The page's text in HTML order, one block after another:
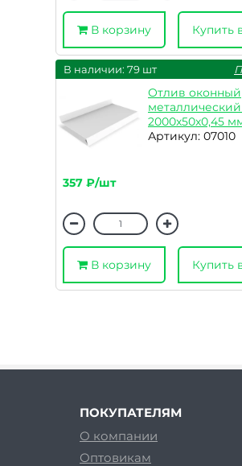
В корзину Купить
В наличии: 79 шт
Отлив оконный
2000х50х0,45
Артикул: 07010
357 ₽/шт
В корзину Купить
ПОКУПАТЕЛЯМ
О компании
Оптовикам